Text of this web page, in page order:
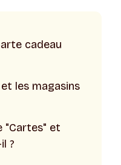
cadeau
les magasins
"Cartes" et
?